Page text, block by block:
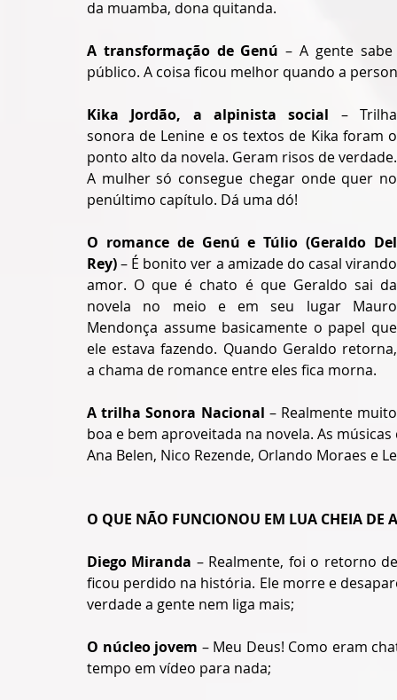
da muamba, dona quitanda.
A transformação de Genú – A gente
público. A coisa ficou melhor quando a
Kika Jordão, a alpinista social – Trilha
sonora de Lenine e os textos de Kika foram o
ponto alto da novela. Geram risos de verdade.
A mulher só consegue chegar onde quer no
penúltimo capítulo. Dá uma dó!
O romance de Genú e Túlio (Geraldo Del
Rey) – É bonito ver a amizade do casal virando
amor. O que é chato é que Geraldo sai da
novela no meio e em seu lugar Mauro
Mendonça assume basicamente o papel que
ele estava fazendo. Quando Geraldo retorna,
a chama de romance entre eles fica morna.
A trilha Sonora Nacional – Realmente muito
boa e bem aproveitada na novela. As
Ana Belen, Nico Rezende, Orlando Moraes e
O QUE NÃO FUNCIONOU EM LUA CHEIA DE
Diego Miranda – Realmente, foi o retorno
ficou perdido na história. Ele morre e
verdade a gente nem liga mais;
O núcleo jovem – Meu Deus! Como eram
tempo em vídeo para nada;